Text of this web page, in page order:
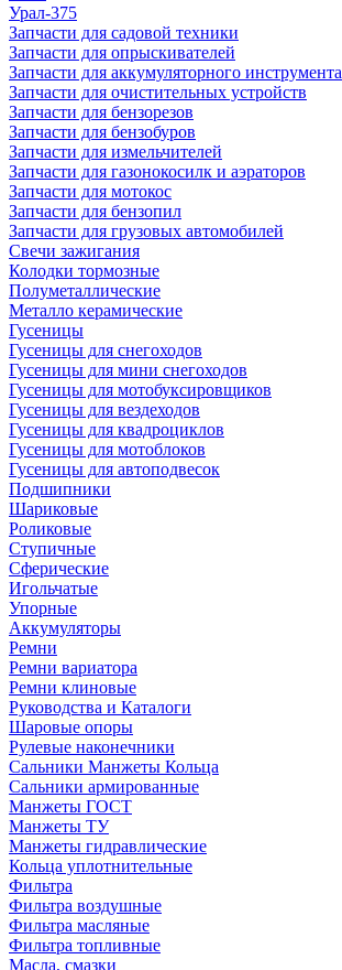
Урал-375
Запчасти для садовой техники
Запчасти для опрыскивателей
Запчасти для аккумуляторного инструмента
Запчасти для очистительных устройств
Запчасти для бензорезов
Запчасти для бензобуров
Запчасти для измельчителей
Запчасти для газонокосилк и аэраторов
Запчасти для мотокос
Запчасти для бензопил
Запчасти для грузовых автомобилей
Свечи зажигания
Колодки тормозные
Полуметаллические
Металло керамические
Гусеницы
Гусеницы для снегоходов
Гусеницы для мини снегоходов
Гусеницы для мотобуксировщиков
Гусеницы для вездеходов
Гусеницы для квадроциклов
Гусеницы для мотоблоков
Гусеницы для автоподвесок
Подшипники
Шариковые
Роликовые
Ступичные
Сферические
Игольчатые
Упорные
Аккумуляторы
Ремни
Ремни вариатора
Ремни клиновые
Руководства и Каталоги
Шаровые опоры
Рулевые наконечники
Сальники Манжеты Кольца
Сальники армированные
Манжеты ГОСТ
Манжеты ТУ
Манжеты гидравлические
Кольца уплотнительные
Фильтра
Фильтра воздушные
Фильтра масляные
Фильтра топливные
Масла, смазки